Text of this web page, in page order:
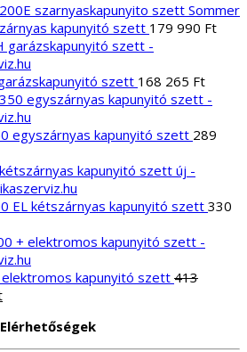
Sommer
kapunyitó szett 179 990 Ft
szett 168 265 Ft
egyszárnyas kapunyitó szett 289
EL kétszárnyas kapunyitó szett 330
elektromos kapunyitó szett 413
Current
is:
334
Elérhetőségek